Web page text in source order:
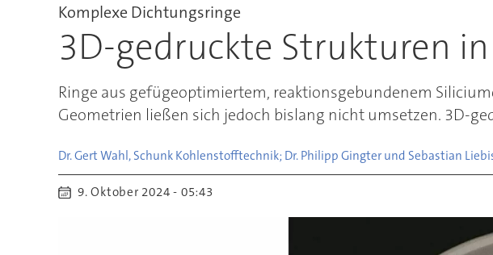
Komplexe Dichtungsringe
3D-gedruckte Strukturen
Ringe aus gefügeoptimiertem, reaktionsgebundenem
Geometrien ließen sich jedoch bislang nicht umsetzen. 3D-
Dr. Gert Wahl, Schunk Kohlenstofftechnik; Dr. Philipp Gingter und Sebastian
9. Oktober 2024 - 05:43